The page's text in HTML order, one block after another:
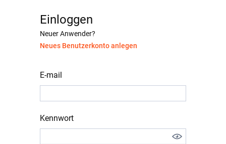
Einloggen
Neuer Anwender?
Neues Benutzerkonto anlegen
E-mail
Kennwort